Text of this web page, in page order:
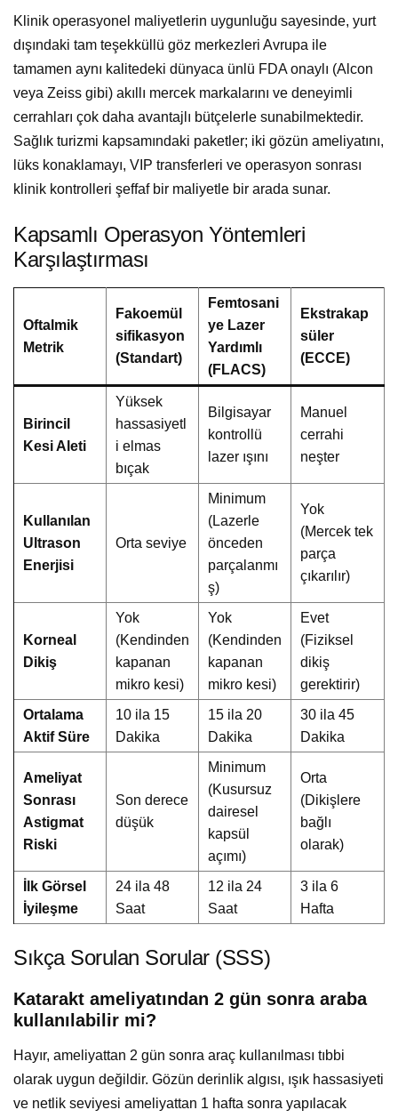
Klinik operasyonel maliyetlerin uygunluğu sayesinde, yurt
dışındaki tam teşekküllü göz merkezleri Avrupa ile
tamamen aynı kalitedeki dünyaca ünlü FDA onaylı (Alcon
veya Zeiss gibi) akıllı mercek markalarını ve deneyimli
cerrahları çok daha avantajlı bütçelerle sunabilmektedir.
Sağlık turizmi kapsamındaki paketler; iki gözün ameliyatını,
lüks konaklamayı, VIP transferleri ve operasyon sonrası
klinik kontrolleri şeffaf bir maliyetle bir arada sunar.
Kapsamlı Operasyon Yöntemleri
Karşılaştırması
Oftalmik
Metrik
Fakoemül
sifikasyon
(Standart)
Femtosani
ye Lazer
Yardımlı
(FLACS)
Ekstrakap
süler
(ECCE)
Birincil
Kesi Aleti
Yüksek
hassasiyetl
i elmas
bıçak
Bilgisayar
kontrollü
lazer ışını
Manuel
cerrahi
neşter
Kullanılan
Ultrason
Enerjisi
Orta seviye
Minimum
(Lazerle
önceden
parçalanmı
ş)
Yok
(Mercek tek
parça
çıkarılır)
Korneal
Dikiş
Yok
(Kendinden
kapanan
mikro kesi)
Yok
(Kendinden
kapanan
mikro kesi)
Evet
(Fiziksel
dikiş
gerektirir)
Ortalama
Aktif Süre
10 ila 15
Dakika
15 ila 20
Dakika
30 ila 45
Dakika
Ameliyat
Sonrası
Astigmat
Riski
Son derece
düşük
Minimum
(Kusursuz
dairesel
kapsül
açımı)
Orta
(Dikişlere
bağlı
olarak)
İlk Görsel
İyileşme
24 ila 48
Saat
12 ila 24
Saat
3 ila 6
Hafta
Sıkça Sorulan Sorular (SSS)
Katarakt ameliyatından 2 gün sonra araba
kullanılabilir mi?
Hayır, ameliyattan 2 gün sonra araç kullanılması tıbbi
olarak uygun değildir. Gözün derinlik algısı, ışık hassasiyeti
ve netlik seviyesi ameliyattan 1 hafta sonra yapılacak